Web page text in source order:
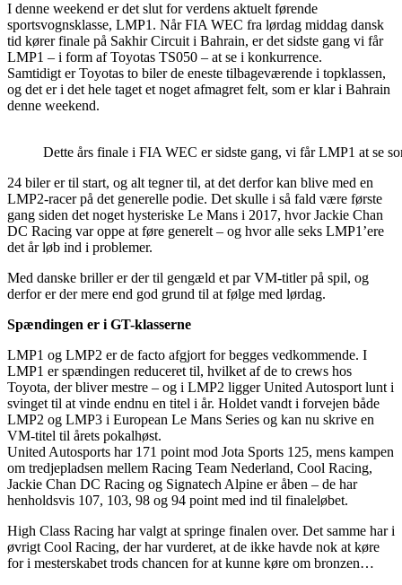
I denne weekend er det slut for verdens aktuelt førende
sportsvognsklasse, LMP1. Når FIA WEC fra lørdag middag dansk
tid kører finale på Sakhir Circuit i Bahrain, er det sidste gang vi får
LMP1 – i form af Toyotas TS050 – at se i konkurrence.
Samtidigt er Toyotas to biler de eneste tilbageværende i topklassen,
og det er i det hele taget et noget afmagret felt, som er klar i Bahrain
denne weekend.
Dette års finale i FIA WEC er sidste gang, vi får LMP1 at se
24 biler er til start, og alt tegner til, at det derfor kan blive med en
LMP2-racer på det generelle podie. Det skulle i så fald være første
gang siden det noget hysteriske Le Mans i 2017, hvor Jackie Chan
DC Racing var oppe at føre generelt – og hvor alle seks LMP1’ere
det år løb ind i problemer.
Med danske briller er der til gengæld et par VM-titler på spil, og
derfor er der mere end god grund til at følge med lørdag.
Spændingen er i GT-klasserne
LMP1 og LMP2 er de facto afgjort for begges vedkommende. I
LMP1 er spændingen reduceret til, hvilket af de to crews hos
Toyota, der bliver mestre – og i LMP2 ligger United Autosport lunt i
svinget til at vinde endnu en titel i år. Holdet vandt i forvejen både
LMP2 og LMP3 i European Le Mans Series og kan nu skrive en
VM-titel til årets pokalhøst.
United Autosports har 171 point mod Jota Sports 125, mens kampen
om tredjepladsen mellem Racing Team Nederland, Cool Racing,
Jackie Chan DC Racing og Signatech Alpine er åben – de har
henholdsvis 107, 103, 98 og 94 point med ind til finaleløbet.
High Class Racing har valgt at springe finalen over. Det samme har i
øvrigt Cool Racing, der har vurderet, at de ikke havde nok at køre
for i mesterskabet trods chancen for at kunne køre om bronzen…